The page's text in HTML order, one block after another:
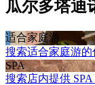
瓜尔多塔迪
适合家庭游
搜索适合家庭游的
SPA
搜索店内提供 SPA